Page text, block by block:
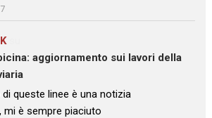
su
aggiornamento sui lavori della
queste linee è una notizia
mi è sempre piaciuto